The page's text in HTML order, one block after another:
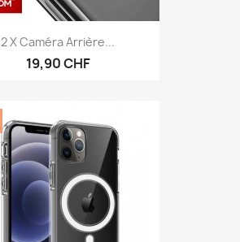
2 X Caméra Arrière...
19,90 CHF